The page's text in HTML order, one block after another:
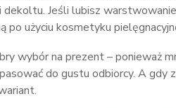
dekoltu. Jeśli lubisz
po użyciu kosmetyku
wybór na prezent – ponieważ
do gustu odbiorcy. A gdy